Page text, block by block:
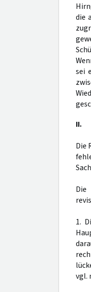
die
sei
II.
Die
1.
vgl.